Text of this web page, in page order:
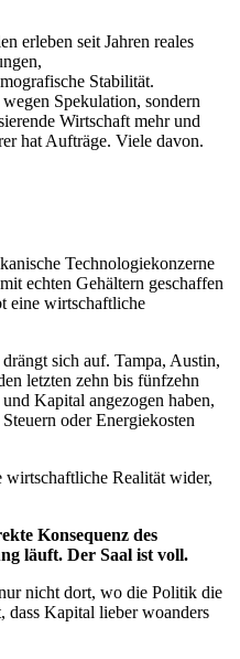
erleben seit Jahren reales
Stabilität.
Spekulation, sondern
Wirtschaft mehr und
hat Aufträge. Viele davon.
Technologiekonzerne
echten Gehältern geschaffen
eine wirtschaftliche
sich auf. Tampa, Austin,
letzten zehn bis fünfzehn
Kapital angezogen haben,
oder Energiekosten
wirtschaftliche Realität wider,
Konsequenz des
läuft. Der Saal ist voll.
nicht dort, wo die Politik die
dass Kapital lieber woanders